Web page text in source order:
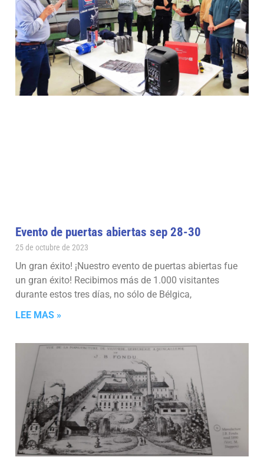
Evento de puertas abiertas sep 28-30
25 de octubre de 2023
Un gran éxito! ¡Nuestro evento de puertas abiertas fue
un gran éxito! Recibimos más de 1.000 visitantes
durante estos tres días, no sólo de Bélgica,
LEE MAS »